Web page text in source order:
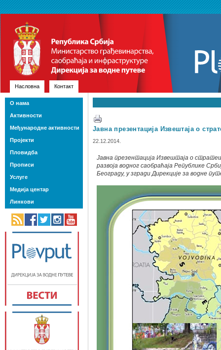
Насловна Контакт
Јавна презентација Извештаја о
22.12.2014.
Јавна презентација Извештаја о
развоја водног саобраћаја Републике
Београду, у згради Дирекције за водне
О нама
Активности
Међународне активности
Пројекти
Пловидба
Прописи
Услуге
Медија центар
Линкови